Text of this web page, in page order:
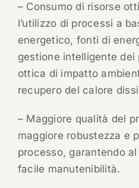
– Consumo di risorse
l’utilizzo di processi a
energetico, fonti di
gestione intelligente
ottica di impatto
recupero del calore
– Maggiore qualità del
maggiore robustezza e
processo, garantendo
facile manutenibilità.